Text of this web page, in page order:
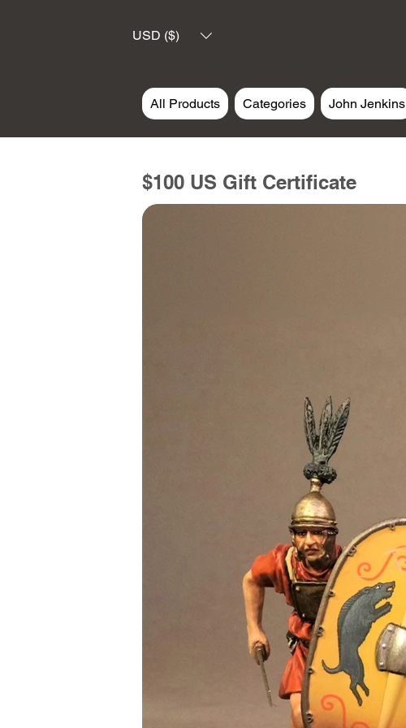
USD ($)
All Products Categories John Jenkins
$100 US Gift Certificate